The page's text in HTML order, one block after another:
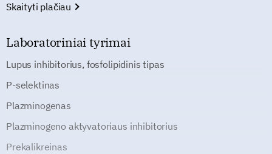
Skaityti plačiau
Laboratoriniai tyrimai
Lupus inhibitorius, fosfolipidinis tipas
P-selektinas
Plazminogenas
Plazminogeno aktyvatoriaus inhibitorius
Prekalikreinas